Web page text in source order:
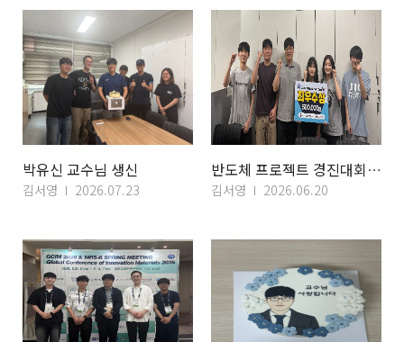
박유신 교수님 생신
김서영 2026.07.23
반도체 프로젝트 경진대회 최우수상
김서영 2026.06.20